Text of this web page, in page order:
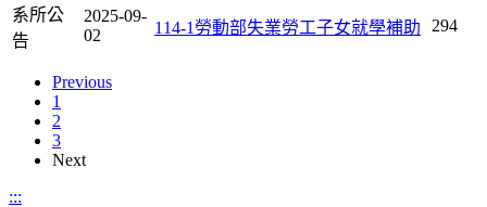
系所公
告
2025-09-
02
114-1勞動部失業勞工子女就學補助 294
Previous
1
2
3
Next
:::